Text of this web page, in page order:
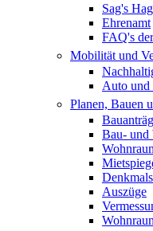
Sag's
Ehrenamt
FAQ's
Mobilität und
Auto und
Planen, Bauen
Bau- und
Auszüge